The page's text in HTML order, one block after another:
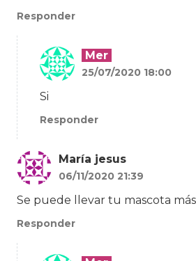
Responder
Mer
25/07/2020 18:00
Si
Responder
María jesus
06/11/2020 21:39
Se puede llevar tu mascota
Responder